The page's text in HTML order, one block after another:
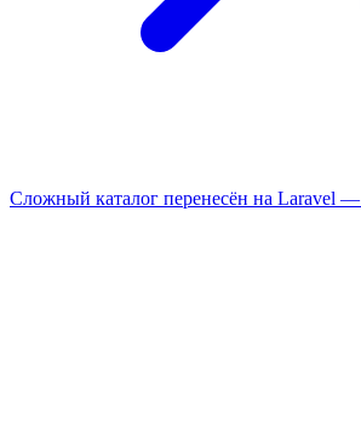
Сложный каталог перенесён на Laravel —